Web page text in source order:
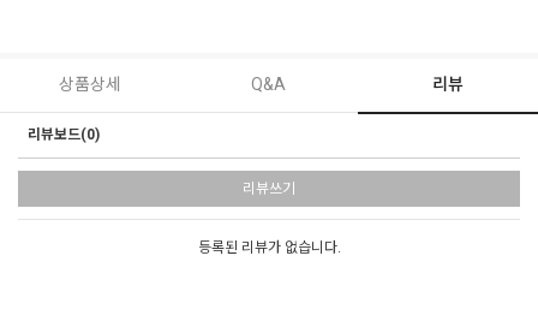
상품상세 Q&A 리뷰
리뷰보드(0)
리뷰쓰기
등록된 리뷰가 없습니다.